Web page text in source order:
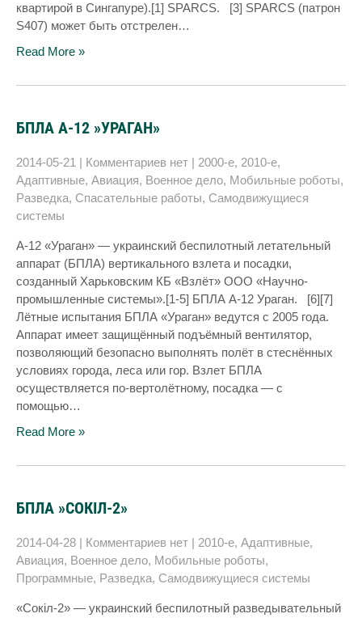
квартирой в Сингапуре).[1] SPARCS. [3] SPARCS (патрон
S407) может быть отстрелен…
Read More »
БПЛА А-12 »УРАГАН»
2014-05-21 | Комментариев нет | 2000-е, 2010-е,
Адаптивные, Авиация, Военное дело, Мобильные роботы,
Разведка, Спасательные работы, Самодвижущиеся
системы
A-12 «Ураган» — украинский беспилотный летательный
аппарат (БПЛА) вертикального взлета и посадки,
созданный Харьковским КБ «Взлёт» ООО «Научно-
промышленные системы».[1-5] БПЛА А-12 Ураган. [6][7]
Лётные испытания БПЛА «Ураган» ведутся с 2005 года.
Аппарат имеет защищённый подъёмный вентилятор,
позволяющий безопасно выполнять полёт в стеснённых
условиях города, леса или гор. Взлет БПЛА
осуществляется по-вертолётному, посадка — с
помощью…
Read More »
БПЛА »СОКІЛ-2»
2014-04-28 | Комментариев нет | 2010-е, Адаптивные,
Авиация, Военное дело, Мобильные роботы,
Программные, Разведка, Самодвижущиеся системы
«Сокіл-2» — украинский беспилотный разведывательный